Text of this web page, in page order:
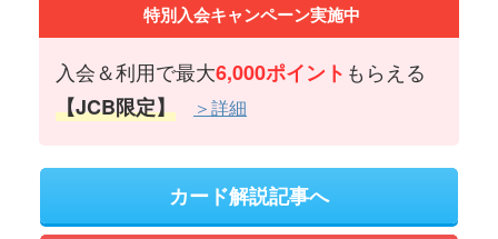
特別入会キャンペーン実施中
入会＆利用で最大6,000ポイント もらえる
【JCB限定】
＞詳細
カード解説記事へ